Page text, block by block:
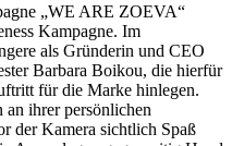
„WE ARE ZOEVA“
Kampagne. Im
als Gründerin und CEO
Barbara Boikou, die hierfür
für die Marke hinlegen.
an ihrer persönlichen
der Kamera sichtlich Spaß